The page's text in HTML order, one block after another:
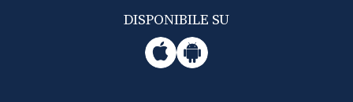
DISPONIBILE SU